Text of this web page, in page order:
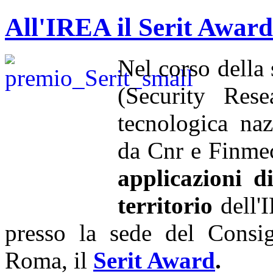
All'IREA il Serit
Nel corso della
(Security
tecnologica
da Cnr e
applicazioni
territorio
presso la sede del
Roma, il Serit Award.